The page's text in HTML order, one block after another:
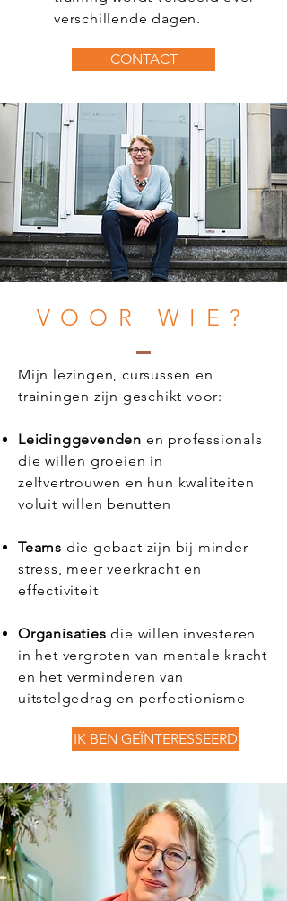
verschillende dagen.
CONTACT
VOOR WIE?
Mijn lezingen, cursussen en
trainingen zijn geschikt voor:
Leidinggevenden en professionals
die willen groeien in
zelfvertrouwen en hun kwaliteiten
voluit willen benutten
Teams die gebaat zijn bij minder
stress, meer veerkracht en
effectiviteit
Organisatiesdie willen investeren
in het vergroten van mentale kracht
en het verminderen van
uitstelgedrag en perfectionisme
IK BEN GEÏNTERESSEERD